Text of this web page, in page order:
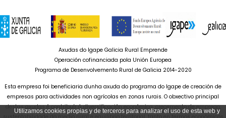
Utilizamos cookies propias y de terceros para analizar el uso de esta web y
Axudas do Igape Galicia Rural Emprende
Operación cofinanciada pola Unión Europea
Programa de Desenvolvemento Rural de Galicia 2014-2020
Esta empresa foi beneficiaria dunha axuda do programa do Igape de creación de
empresas para actividades non agrícolas en zonas rurais. O obxectivo principal
destas axudas é contribuír á diversificación económica, crecemento de emprego,